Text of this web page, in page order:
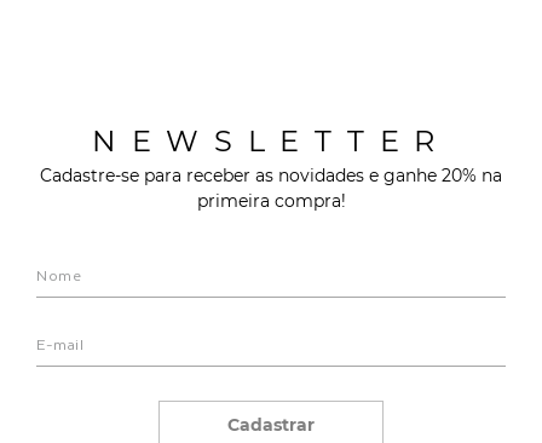
NEWSLETTER
Cadastre-se para receber as novidades e ganhe 20% na
primeira compra!
Cadastrar